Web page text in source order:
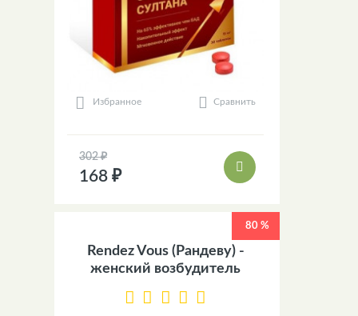
Избранное Сравнить
302 ₽
168 ₽
80 %
Rendez Vous (Рандеву) -
женский возбудитель